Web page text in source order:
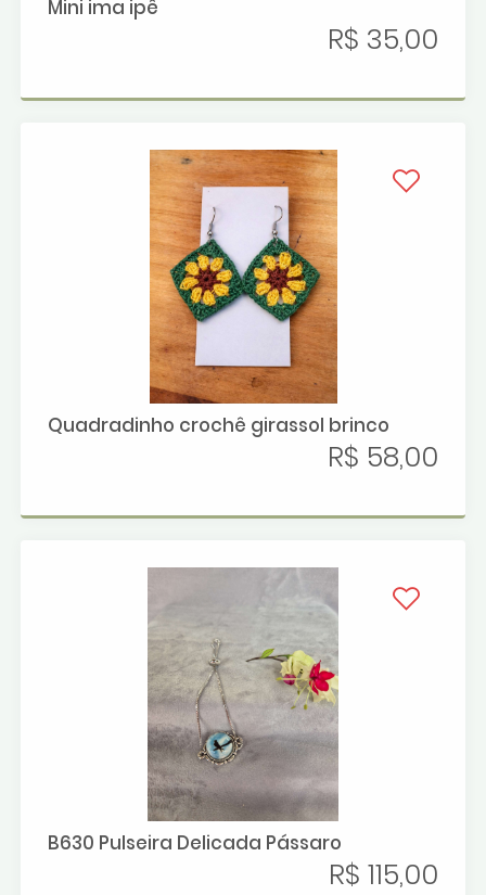
Mini ima ipê
R$ 35,00
Quadradinho crochê girassol brinco
R$ 58,00
B630 Pulseira Delicada Pássaro
R$ 115,00